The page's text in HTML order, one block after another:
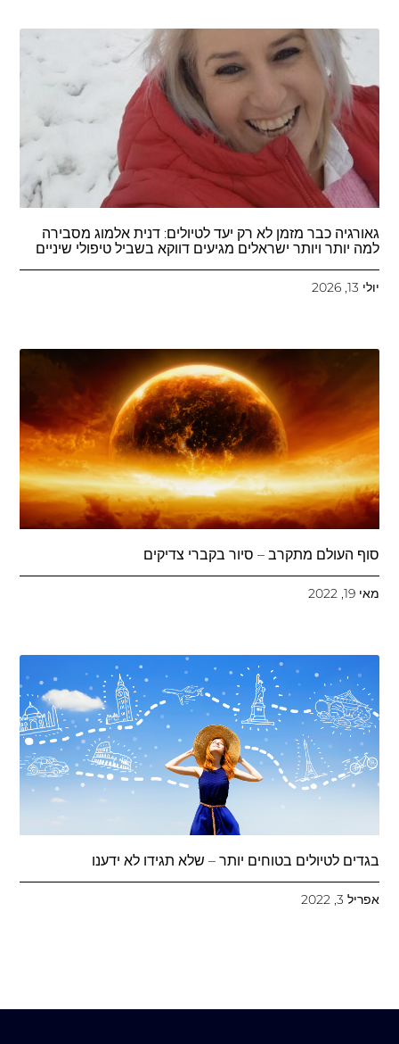
גאורגיה כבר מזמן לא רק יעד לטיולים: דנית אלמוג מסבירה
למה יותר ויותר ישראלים מגיעים דווקא בשביל טיפולי שיניים
יולי 13, 2026
סוף העולם מתקרב – סיור בקברי צדיקים
מאי 19, 2022
בגדים לטיולים בטוחים יותר – שלא תגידו לא ידענו
אפריל 3, 2022